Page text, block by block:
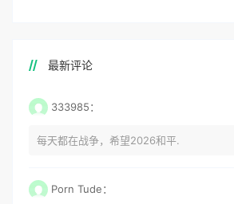
最新评论
333985：
每天都在战争，希望2026和平.
Porn Tude：